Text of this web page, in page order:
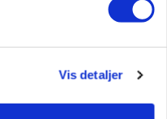
Vis detaljer